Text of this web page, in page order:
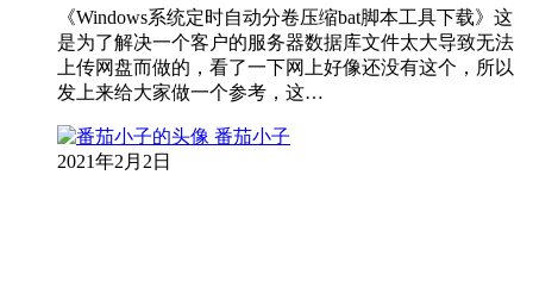
《Windows系统定时自动分卷压缩bat脚本工具下载》这
是为了解决一个客户的服务器数据库文件太大导致无法
上传网盘而做的，看了一下网上好像还没有这个，所以
发上来给大家做一个参考，这…
番茄小子
2021年2月2日